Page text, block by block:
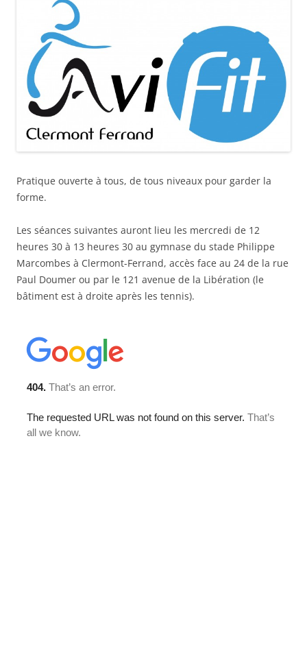
Pratique ouverte à tous, de tous niveaux pour garder la
forme.
Les séances suivantes auront lieu les mercredi de 12
heures 30 à 13 heures 30 au gymnase du stade Philippe
Marcombes à Clermont-Ferrand, accès face au 24 de la rue
Paul Doumer ou par le 121 avenue de la Libération (le
bâtiment est à droite après les tennis).